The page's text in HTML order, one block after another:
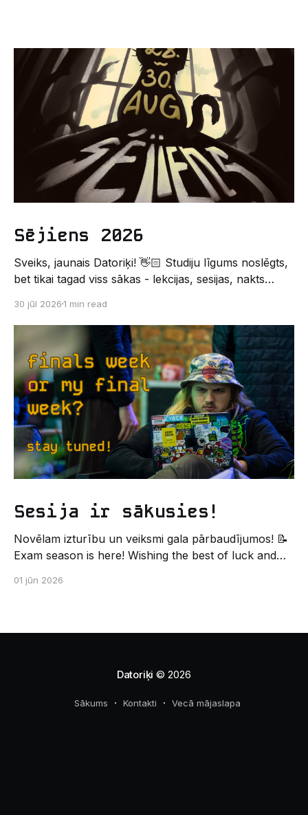
Sējiens 2026
Sveiks, jaunais Datoriķi! 👋🏻 Studiju līgums noslēgts,
bet tikai tagad viss sākas - lekcijas, sesijas, nakts
Un kas gan būtu labāks veids, kā iepazīt savu jauno
dzīvi LU EZTF datoriķu vidē, par došanos uz
leģendāro “Sējienu”? 🐱 Šī pirmsaristoteļa nometne
palīdzēs tev iegūt pirmos draugus, ieskatu studenta
30 jūl 20261 min read
Sesija ir sākusies!
Novēlam izturību un veiksmi gala pārbaudījumos! 📝
Exam season is here! Wishing the best of luck and
pašpārvaldes komunikācijas virziens
01 jūn 2026
Datoriķi © 2026
Sākums Kontakti Vecā mājaslapa